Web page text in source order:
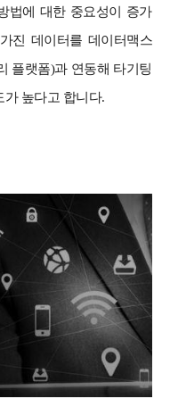
법에 대한 중요성이 증가
진 데이터를 데이터맥스
플랫폼)과 연동해 타기팅
높다고 합니다.